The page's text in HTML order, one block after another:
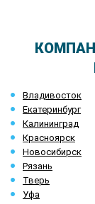
Владивосток
Екатеринбург
Калининград
Красноярск
Новосибирск
Рязань
Тверь
Уфа